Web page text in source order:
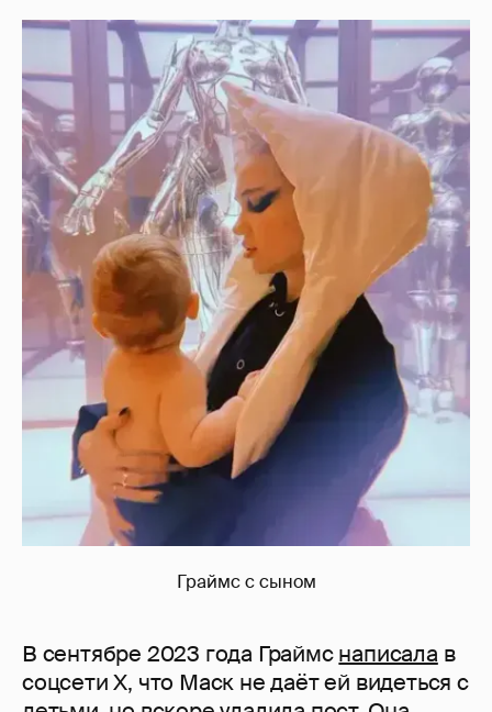
Граймс с сыном
В сентябре 2023 года Граймснаписала в
соцсети X, что Маск не даёт ей видеться с